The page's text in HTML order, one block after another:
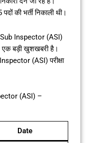
की भर्ती निकाली थी।
Inspector (ASI)
एक बड़ी खुशखबरी है।
(ASI) परीक्षा
(ASI) –
Date